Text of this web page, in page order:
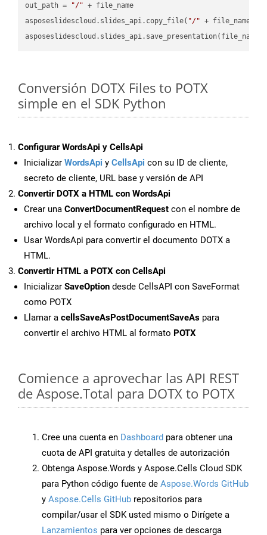
out_path =
"/" + file_name
asposeslidescloud.slides_api.copy_file( "/" + file_name,
Conversión DOTX Files to POTX
simple en el SDK Python
Configurar WordsApi y CellsApi
Inicializar WordsApi y CellsApi con su ID de cliente,
secreto de cliente, URL base y versión de API
Convertir DOTX a HTML con WordsApi
Crear una ConvertDocumentRequest con el nombre de
archivo local y el formato configurado en HTML.
Usar WordsApi para convertir el documento DOTX a
HTML.
Convertir HTML a POTX con CellsApi
Inicializar SaveOption desde CellsAPI con SaveFormat
como POTX
Llamar a cellsSaveAsPostDocumentSaveAs para
convertir el archivo HTML al formato POTX
Comience a aprovechar las API REST
de Aspose.Total para DOTX to POTX
Cree una cuenta en Dashboard para obtener una
cuota de API gratuita y detalles de autorización
Obtenga Aspose.Words y Aspose.Cells Cloud SDK
para Python código fuente de Aspose.Words GitHub
y Aspose.Cells GitHub repositorios para
compilar/usar el SDK usted mismo o Dirígete a
Lanzamientos para ver opciones de descarga